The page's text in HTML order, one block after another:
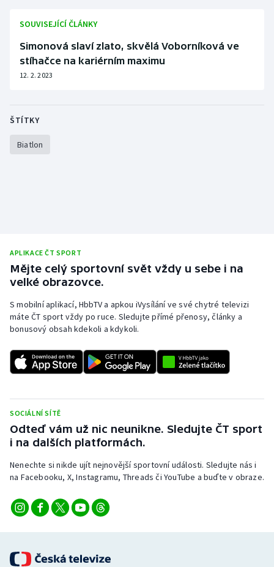
SOUVISEJÍCÍ ČLÁNKY
Simonová slaví zlato, skvělá Voborníková ve
stíhačce na kariérním maximu
12. 2. 2023
ŠTÍTKY
Biatlon
APLIKACE ČT SPORT
Mějte celý sportovní svět vždy u sebe i na
velké obrazovce.
S mobilní aplikací, HbbTV a apkou iVysílání ve své chytré televizi
máte ČT sport vždy po ruce. Sledujte přímé přenosy, články a
bonusový obsah kdekoli a kdykoli.
SOCIÁLNÍ SÍTĚ
Odteď vám už nic neunikne. Sledujte ČT sport
i na dalších platformách.
Nenechte si nikde ujít nejnovější sportovní události. Sledujte nás i
na Facebooku, X, Instagramu, Threads či YouTube a buďte v obraze.